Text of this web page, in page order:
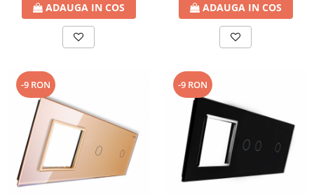
ADAUGA IN COS ADAUGA IN COS
-9 RON -9 RON